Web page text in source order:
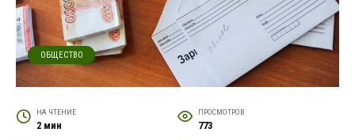
ОБЩЕСТВО
НА ЧТЕНИЕ
2 мин
ПРОСМОТРОВ
773